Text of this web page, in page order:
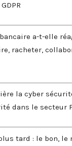
a-t-elle
racheter,
la cyber
dans le secteur
tard : le bon, le